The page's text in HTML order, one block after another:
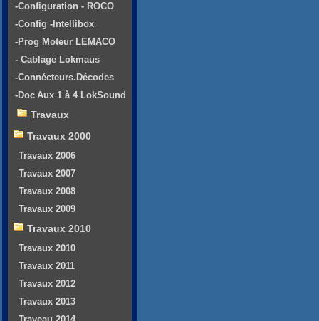
-Configuration - ROCO
-Config -Intellibox
-Prog Moteur LEMACO
- Cablage Lokmaus
-Connécteurs.Décodes
-Doc Aux 1 à 4 LokSound
Travaux
Travaux 2000
Travaux 2006
Travaux 2007
Travaux 2008
Travaux 2009
Travaux 2010
Travaux 2010
Travaux 2011
Travaux 2012
Travaux 2013